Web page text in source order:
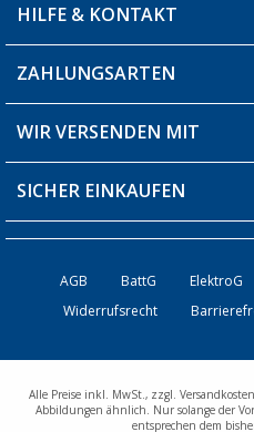
Blog
Produkttester
Über uns
HILFE & KONTAKT
Fragen & Antworten / FAQ
Versandinformationen
Bestellstatus
Kontakt
ZAHLUNGSARTEN
WIR VERSENDEN MIT
SICHER EINKAUFEN
AGB BattG ElektroG
Widerrufsrecht
Alle Preise inkl. MwSt., zzgl.
Abbildungen ähnlich. Nur solange der
entsprechen dem